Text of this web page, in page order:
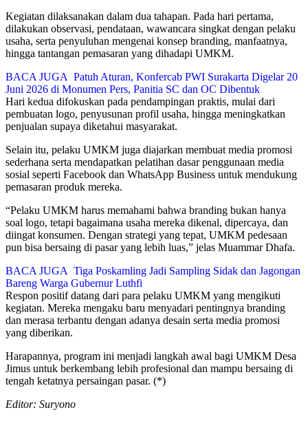
Kegiatan dilaksanakan dalam dua tahapan. Pada hari pertama,
dilakukan observasi, pendataan, wawancara singkat dengan pelaku
usaha, serta penyuluhan mengenai konsep branding, manfaatnya,
hingga tantangan pemasaran yang dihadapi UMKM.
BACA JUGA Patuh Aturan, Konfercab PWI Surakarta Digelar 20
Juni 2026 di Monumen Pers, Panitia SC dan OC Dibentuk
Hari kedua difokuskan pada pendampingan praktis, mulai dari
pembuatan logo, penyusunan profil usaha, hingga meningkatkan
penjualan supaya diketahui masyarakat.
Selain itu, pelaku UMKM juga diajarkan membuat media promosi
sederhana serta mendapatkan pelatihan dasar penggunaan media
sosial seperti Facebook dan WhatsApp Business untuk mendukung
pemasaran produk mereka.
“Pelaku UMKM harus memahami bahwa branding bukan hanya
soal logo, tetapi bagaimana usaha mereka dikenal, dipercaya, dan
diingat konsumen. Dengan strategi yang tepat, UMKM pedesaan
pun bisa bersaing di pasar yang lebih luas,” jelas Muammar Dhafa.
BACA JUGA Tiga Poskamling Jadi Sampling Sidak dan Jagongan
Bareng Warga Gubernur Luthfi
Respon positif datang dari para pelaku UMKM yang mengikuti
kegiatan. Mereka mengaku baru menyadari pentingnya branding
dan merasa terbantu dengan adanya desain serta media promosi
yang diberikan.
Harapannya, program ini menjadi langkah awal bagi UMKM Desa
Jimus untuk berkembang lebih profesional dan mampu bersaing di
tengah ketatnya persaingan pasar. (*)
Editor: Suryono